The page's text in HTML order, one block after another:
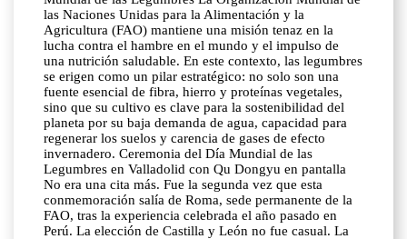
las Naciones Unidas para la Alimentación y la
Agricultura (FAO) mantiene una misión tenaz en la
lucha contra el hambre en el mundo y el impulso de
una nutrición saludable. En este contexto, las legumbres
se erigen como un pilar estratégico: no solo son una
fuente esencial de fibra, hierro y proteínas vegetales,
sino que su cultivo es clave para la sostenibilidad del
planeta por su baja demanda de agua, capacidad para
regenerar los suelos y carencia de gases de efecto
invernadero. Ceremonia del Día Mundial de las
Legumbres en Valladolid con Qu Dongyu en pantalla
No era una cita más. Fue la segunda vez que esta
conmemoración salía de Roma, sede permanente de la
FAO, tras la experiencia celebrada el año pasado en
Perú. La elección de Castilla y León no fue casual. La